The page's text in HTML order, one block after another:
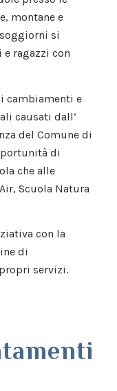
montane e
si
ragazzi con
cambiamenti e
causati dall’
del Comune di
di
che alle
Scuola Natura
con la
di
servizi.